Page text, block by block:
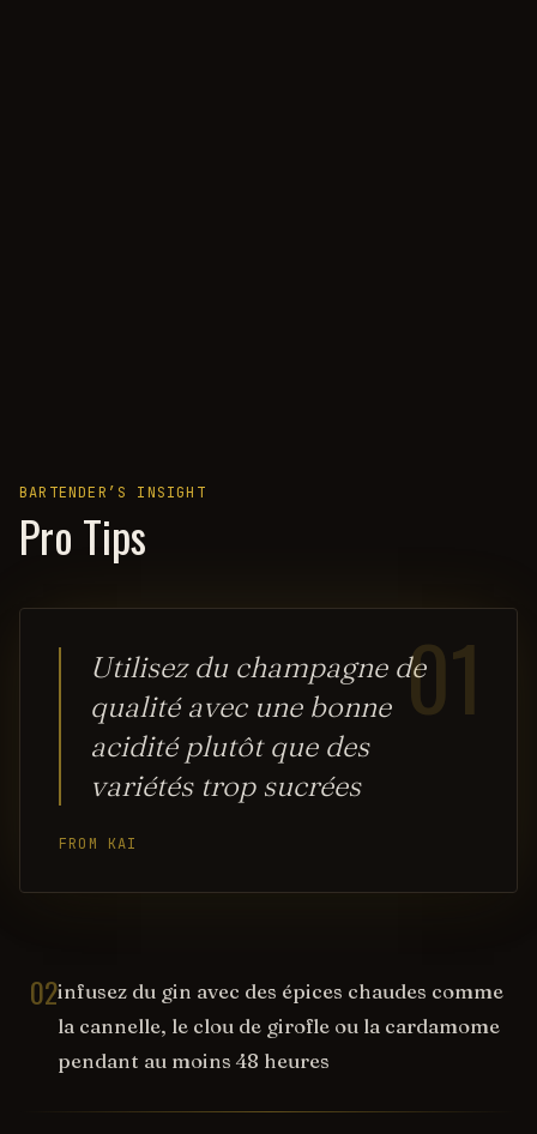
BARTENDER’S INSIGHT
Pro Tips
01
Utilisez du champagne de
qualité avec une bonne
acidité plutôt que des
variétés trop sucrées
FROM KAI
02infusez du gin avec des épices chaudes comme
la cannelle, le clou de girofle ou la cardamome
pendant au moins 48 heures